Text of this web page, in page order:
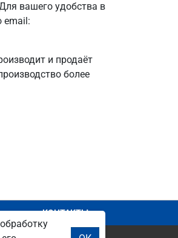
вашего удобства в
email:
и продаёт
более
КОНТАКТЫ